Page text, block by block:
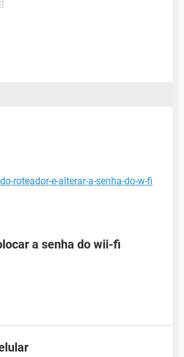
roteador-e-alterar-a-senha-do-w-fi
a senha do wii-fi